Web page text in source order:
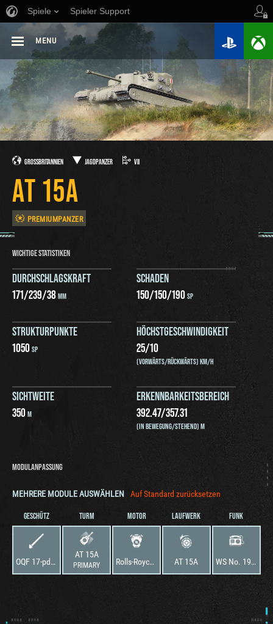
Spiele Spieler Support
MENU
GROSSBRITANNIEN JAGDPANZER VII
AT 15A
PREMIUMPANZER
WICHTIGE STATISTIKEN
DURCHSCHLAGSKRAFT
171/239/38MM
SCHADEN
150/150/190SP
STRUKTURPUNKTE
1050SP
HÖCHSTGESCHWINDIGKEIT
25/10
(VORWÄRTS/RÜCKWÄRTS) KM/H
SICHTWEITE
350M
ERKENNBARKEITSBEREICH
392.47/357.31
(IN BEWEGUNG/STEHEND) M
MODULANPASSUNG
MEHRERE MODULE AUSWÄHLEN Auf Standard zurücksetzen
GESCHÜTZ
OQF 17-pdr AT Gun Mk. VII
TURM
AT 15A
PRIMARY
MOTOR
Rolls-Royce Meteor Mk. IVB
LAUFWERK
AT 15A
FUNK
WS No. 19 Special